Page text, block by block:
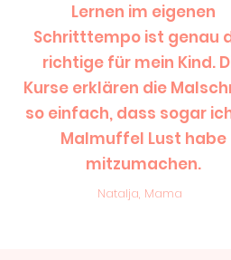
Mehr Kurse sehen
Lernen im eigenen
Schritttempo ist genau
richtige für mein Kind.
Kurse erklären die
so einfach, dass sogar
Malmuffel Lust habe
mitzumachen.
Natalja, Mama